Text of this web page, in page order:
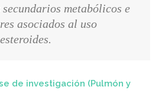
secundarios metabólicos e
asociados al uso
de investigación (Pulmón y